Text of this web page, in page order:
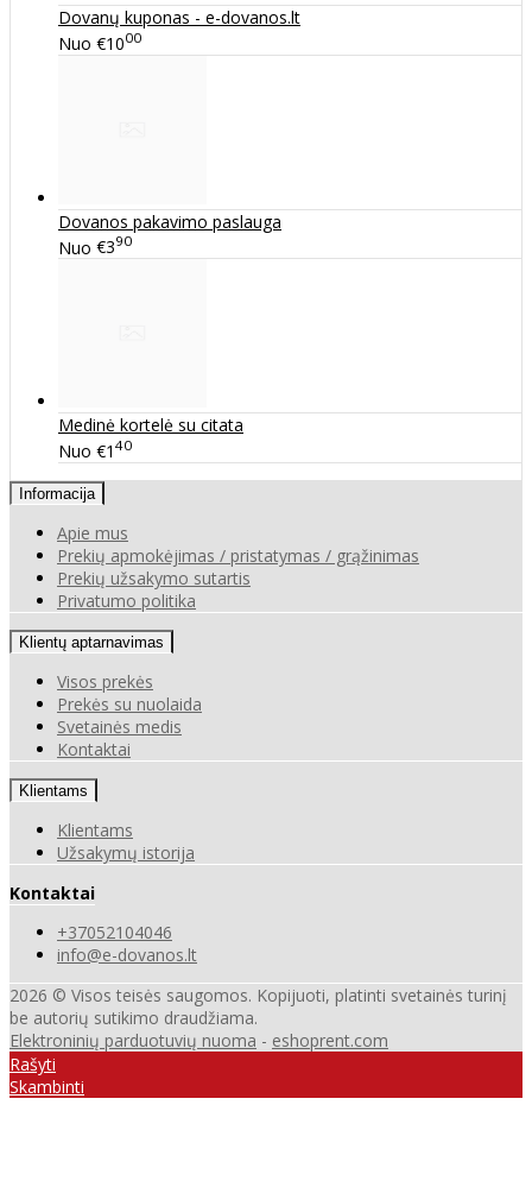
Dovanų kuponas - e-dovanos.lt
Nuo €1000
Dovanos pakavimo paslauga
Nuo €390
Medinė kortelė su citata
Nuo €1 40
Informacija
Apie mus
Prekių apmokėjimas / pristatymas / grąžinimas
Prekių užsakymo sutartis
Privatumo politika
Klientų aptarnavimas
Visos prekės
Prekės su nuolaida
Svetainės medis
Kontaktai
Klientams
Klientams
Užsakymų istorija
Kontaktai
+37052104046
info@e-dovanos.lt
2026 © Visos teisės saugomos. Kopijuoti, platinti svetainės turinį
be autorių sutikimo draudžiama.
Elektroninių parduotuvių nuoma - eshoprent.com
Rašyti
Skambinti